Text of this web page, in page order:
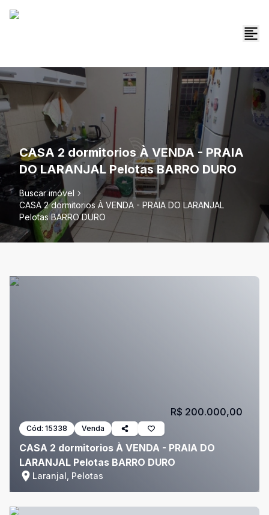
CASA 2 dormitorios À VENDA - PRAIA
DO LARANJAL Pelotas BARRO DURO
Buscar imóvel
CASA 2 dormitorios À VENDA - PRAIA DO LARANJAL
Pelotas BARRO DURO
Cód: 15338 Venda
CASA 2 dormitorios À VENDA - PRAIA DO
LARANJAL Pelotas BARRO DURO
Laranjal, Pelotas
R$ 200.000,00